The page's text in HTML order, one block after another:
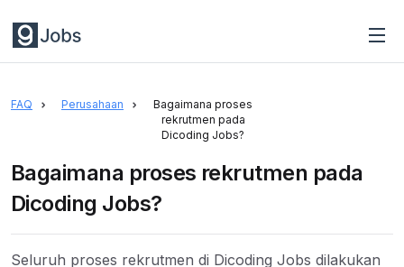
FAQ Perusahaan
Bagaimana proses
rekrutmen pada
Dicoding Jobs?
Bagaimana proses rekrutmen pada
Dicoding Jobs?
Seluruh proses rekrutmen di Dicoding Jobs dilakukan